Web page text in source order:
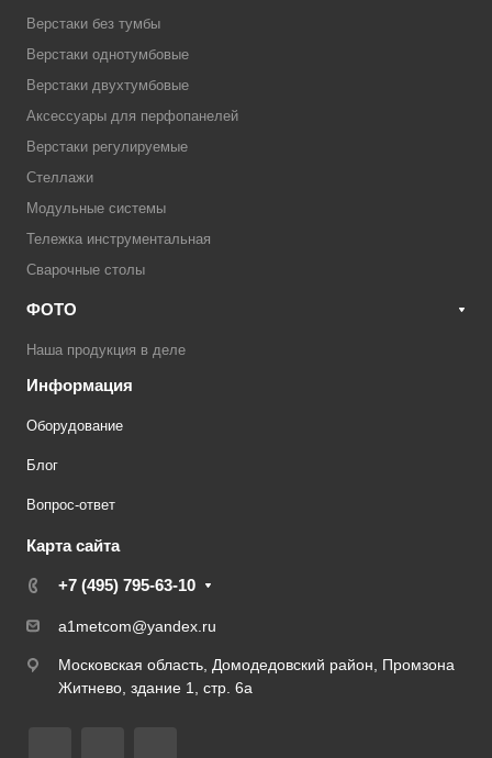
Верстаки без тумбы
Верстаки однотумбовые
Верстаки двухтумбовые
Аксессуары для перфопанелей
Верстаки регулируемые
Стеллажи
Модульные системы
Тележка инструментальная
Сварочные столы
ФОТО
Наша продукция в деле
Информация
Оборудование
Блог
Вопрос-ответ
Карта сайта
+7 (495) 795-63-10
a1metcom@yandex.ru
Московская область, Домодедовский район, Промзона
Житнево, здание 1, стр. 6а